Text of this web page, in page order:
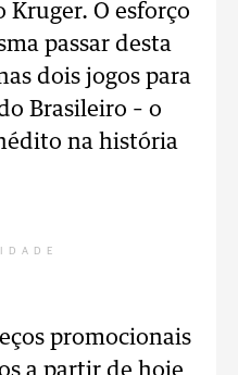
Kruger. O esforço
passar desta
dois jogos para
Brasileiro – o
na história
promocionais
a partir de hoje